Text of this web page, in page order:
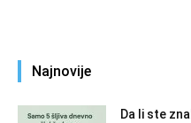
Najnovije
Da li ste